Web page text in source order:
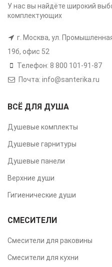
У нас вы найдёте широкий
комплектующих
г. Москва, ул.
19б, офис 52
Телефон: 8 800 101-91-87
Почта: info@santerika.ru
ВСЁ ДЛЯ ДУША
Душевые комплекты
Душевые гарнитуры
Душевые панели
Верхние души
Гигиенические души
СМЕСИТЕЛИ
Смесители для раковины
Смесители для кухни